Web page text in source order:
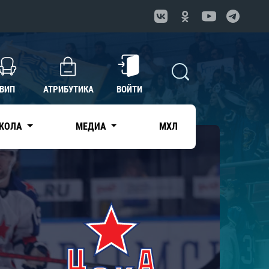
ВИП АТРИБУТИКА ВОЙТИ
МЕДИА МХЛ